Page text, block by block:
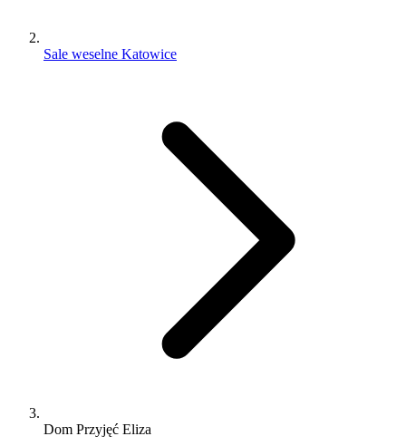
Sale weselne Katowice
Dom Przyjęć Eliza